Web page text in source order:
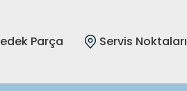
Parça Servis Noktaları